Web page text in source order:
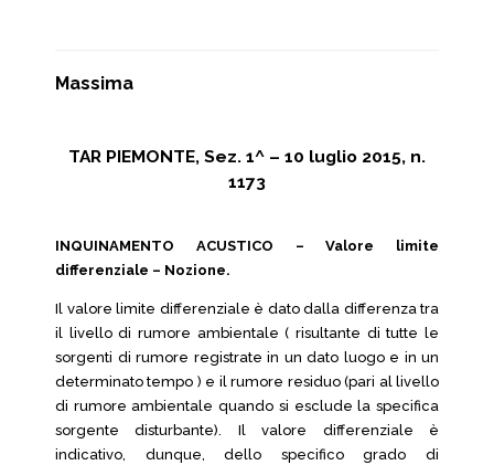
Massima
TAR PIEMONTE, Sez. 1^ – 10 luglio 2015, n.
1173
INQUINAMENTO ACUSTICO – Valore limite
differenziale – Nozione.
Il valore limite differenziale è dato dalla differenza tra
il livello di rumore ambientale ( risultante di tutte le
sorgenti di rumore registrate in un dato luogo e in un
determinato tempo ) e il rumore residuo (pari al livello
di rumore ambientale quando si esclude la specifica
sorgente disturbante). Il valore differenziale è
indicativo, dunque, dello specifico grado di